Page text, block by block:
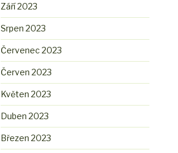
Září 2023
Srpen 2023
Červenec 2023
Červen 2023
Květen 2023
Duben 2023
Březen 2023